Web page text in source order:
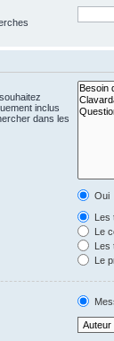
inclus
dans les
Oui
Les
Le
Les
Le